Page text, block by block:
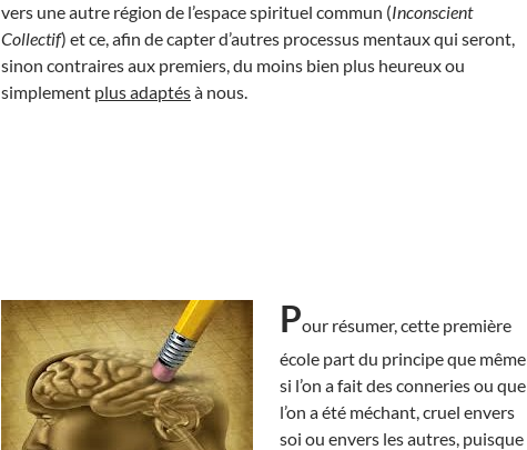
vers une autre région de l’espace spirituel commun (Inconscient
Collectif) et ce, afin de capter d’autres processus mentaux qui seront,
sinon contraires aux premiers, du moins bien plus heureux ou
simplement plus adaptésà nous.
Pour résumer, cette première
école part du principe que même
si l’on a fait des conneries ou que
l’on a été méchant, cruel envers
soi ou envers les autres, puisque